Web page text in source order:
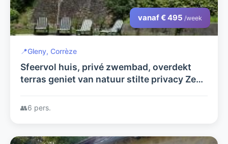
vanaf € 495 /week
📍Gleny, Corrèze
Sfeervol huis, privé zwembad, overdekt
terras geniet van natuur stilte privacy Zeer
vrienden welkom tot 6 pers.
👥6 pers.